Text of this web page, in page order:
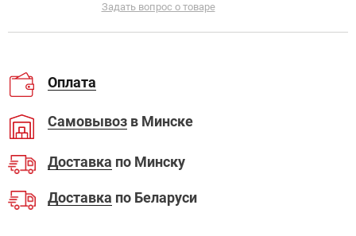
Задать вопрос о товаре
Оплата
Самовывоз в Минске
Доставка по Минску
Доставка по Беларуси